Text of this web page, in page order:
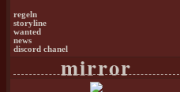
regeln
storyline
wanted
news
discord chanel
mirror